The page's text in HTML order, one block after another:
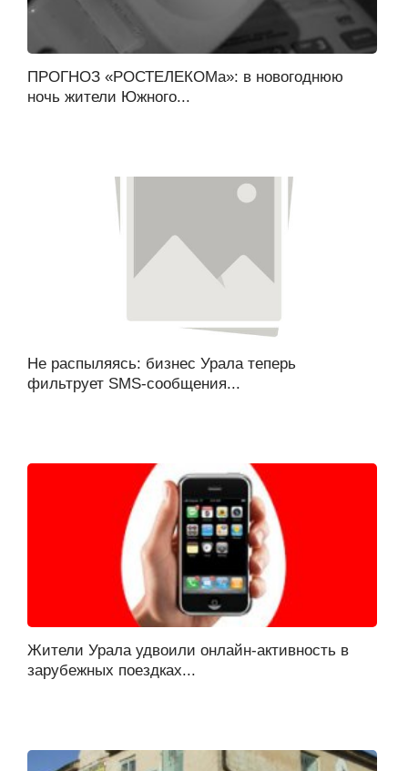
ПРОГНОЗ «РОСТЕЛЕКОМа»: в новогоднюю
ночь жители Южного...
Не распыляясь: бизнес Урала теперь
фильтрует SMS-сообщения...
Жители Урала удвоили онлайн-активность в
зарубежных поездках...